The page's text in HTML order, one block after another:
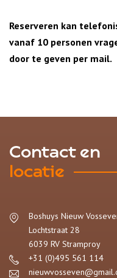
Reserveren kan
vanaf 10 personen
door te geven per mail.
Contact en
locatie
Boshuys Nieuw
Lochtstraat 28
6039 RV Stramproy
+31 (0)495 561 114